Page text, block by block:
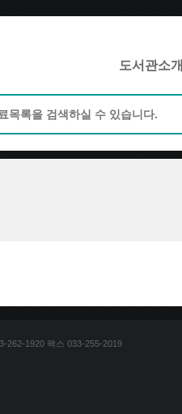
도서관소개
262-1920 팩스 033-255-2019